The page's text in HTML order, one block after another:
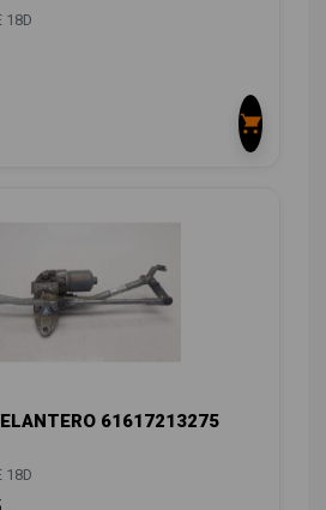
18D
61617213275
18D